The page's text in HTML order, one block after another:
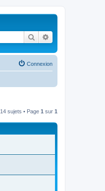
Rechercher
Connexion
14 sujets • Page 1 sur 1